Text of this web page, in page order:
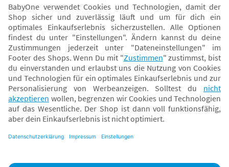
* Alle Preise inkl. MwSt. und ggf. zzgl.Versandkosten. Der dargestellte Preis gilt -
abhängig von der von dir gewählten Option - im BabyOne-Onlineshop oder bei
Abholung in dem von dir gewählten BabyOne-Franchise-Betrieb. Der für den
Onlineshop geltende Preis stellt bei einem Verkauf durch unsere Franchise-
Nehmer eine unverbindliche Preisempfehlung dar. Der Verkaufspreis der
daher von dem Verkaufspreis im Onlineshop abweichen. Angaben zu